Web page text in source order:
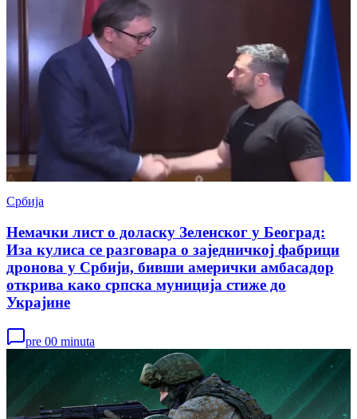
Србија
Немачки лист о доласку Зеленског у Београд:
Иза кулиса се разговара о заједничкој фабрици
дронова у Србији, бивши амерички амбасадор
открива како српска муниција стиже до
Украјине
pre 00 minuta